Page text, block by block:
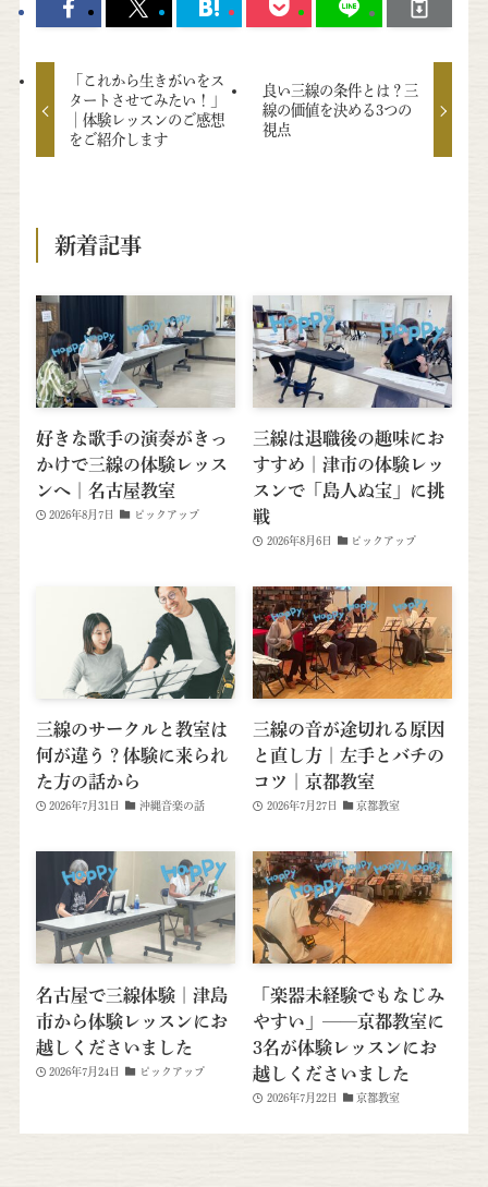
「これから生きがいをス
タートさせてみたい！」
│体験レッスンのご感想
をご紹介します
良い三線の条件とは？三
線の価値を決める3つの
視点
新着記事
好きな歌手の演奏がきっ
かけで三線の体験レッス
ンへ｜名古屋教室
2026年8月7日 ピックアップ
三線は退職後の趣味にお
すすめ｜津市の体験レッ
スンで「島人ぬ宝」に挑
戦
2026年8月6日 ピックアップ
三線のサークルと教室は
何が違う？体験に来られ
た方の話から
2026年7月31日 沖縄音楽の話
三線の音が途切れる原因
と直し方｜左手とバチの
コツ｜京都教室
2026年7月27日 京都教室
名古屋で三線体験｜津島
市から体験レッスンにお
越しくださいました
2026年7月24日 ピックアップ
「楽器未経験でもなじみ
やすい」──京都教室に
3名が体験レッスンにお
越しくださいました
2026年7月22日 京都教室